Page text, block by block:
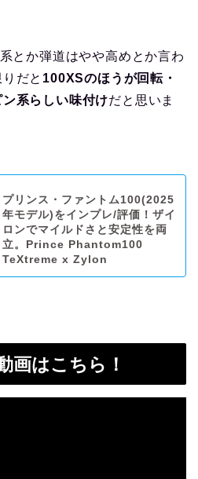
とか弾道はやや高めとか言わ
だと 100XSのほうが回転・
系らしい味付けだと思いま
プリンス・ファントム100(2025
年モデル)をインプレ/評価！ザイ
ロンでマイルドさと安定性を両
立。Prince Phantom100
TeXtreme x Zylon
画はこちら！